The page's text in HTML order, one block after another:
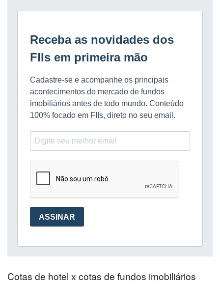
Cotas de hotel x cotas de fundos imobiliários